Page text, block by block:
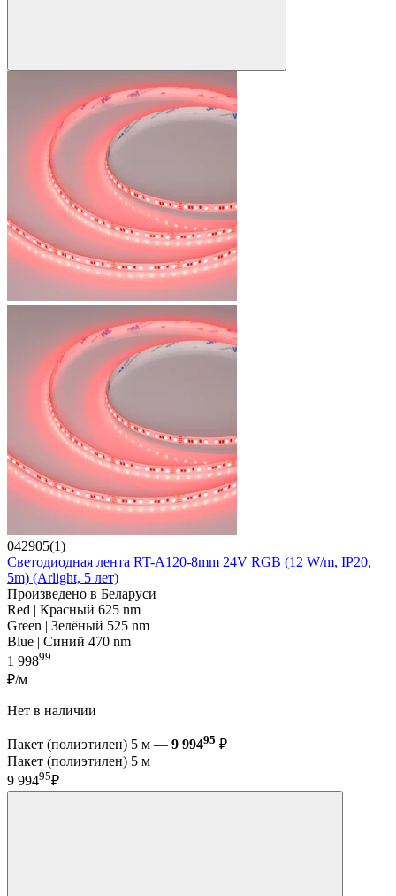
042905(1)
Светодиодная лента RT-A120-8mm 24V RGB (12 W/m, IP20,
5m) (Arlight, 5 лет)
Произведено в Беларуси
Red | Красный 625 nm
Green | Зелёный 525 nm
Blue | Синий 470 nm
1 99899
₽/м
Нет в наличии
Пакет (полиэтилен) 5 м — 9 99495 ₽
Пакет (полиэтилен) 5 м
9 99495₽